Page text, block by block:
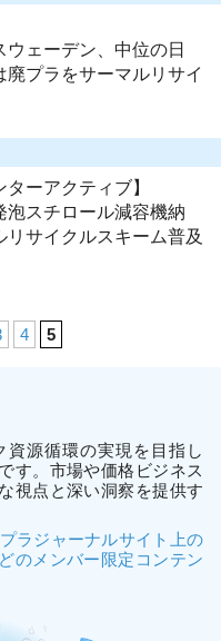
ウェーデン、中位の日
プラをサーマルリサイ
ターアクティブ】
泡スチロール減容機納
サイクルスキーム普及
4 5
源循環の実現を目指し
す。市場や価格ビジネス
視点と深い洞察を提供す
ラジャーナルサイト上の
のメンバー限定コンテン